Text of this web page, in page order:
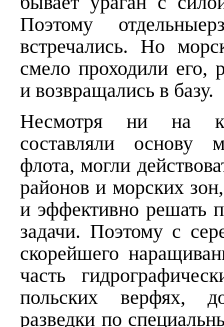
Поэтому
встречались. Но
смело проходили его,
и возвращались в базу.
Несмотря ни на
составляли основу
флота, могли
районов и морских
и эффективно решать
задачи. Поэтому с
скорейшего
часть
польских верфях,
разведки по